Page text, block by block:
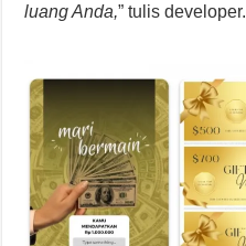
luang Anda,” tulis developer.